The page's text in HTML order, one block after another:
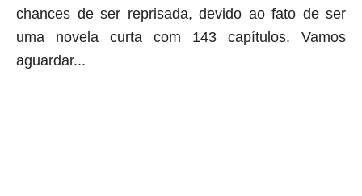
chances de ser reprisada, devido ao fato de ser
uma novela curta com 143 capítulos. Vamos
aguardar...